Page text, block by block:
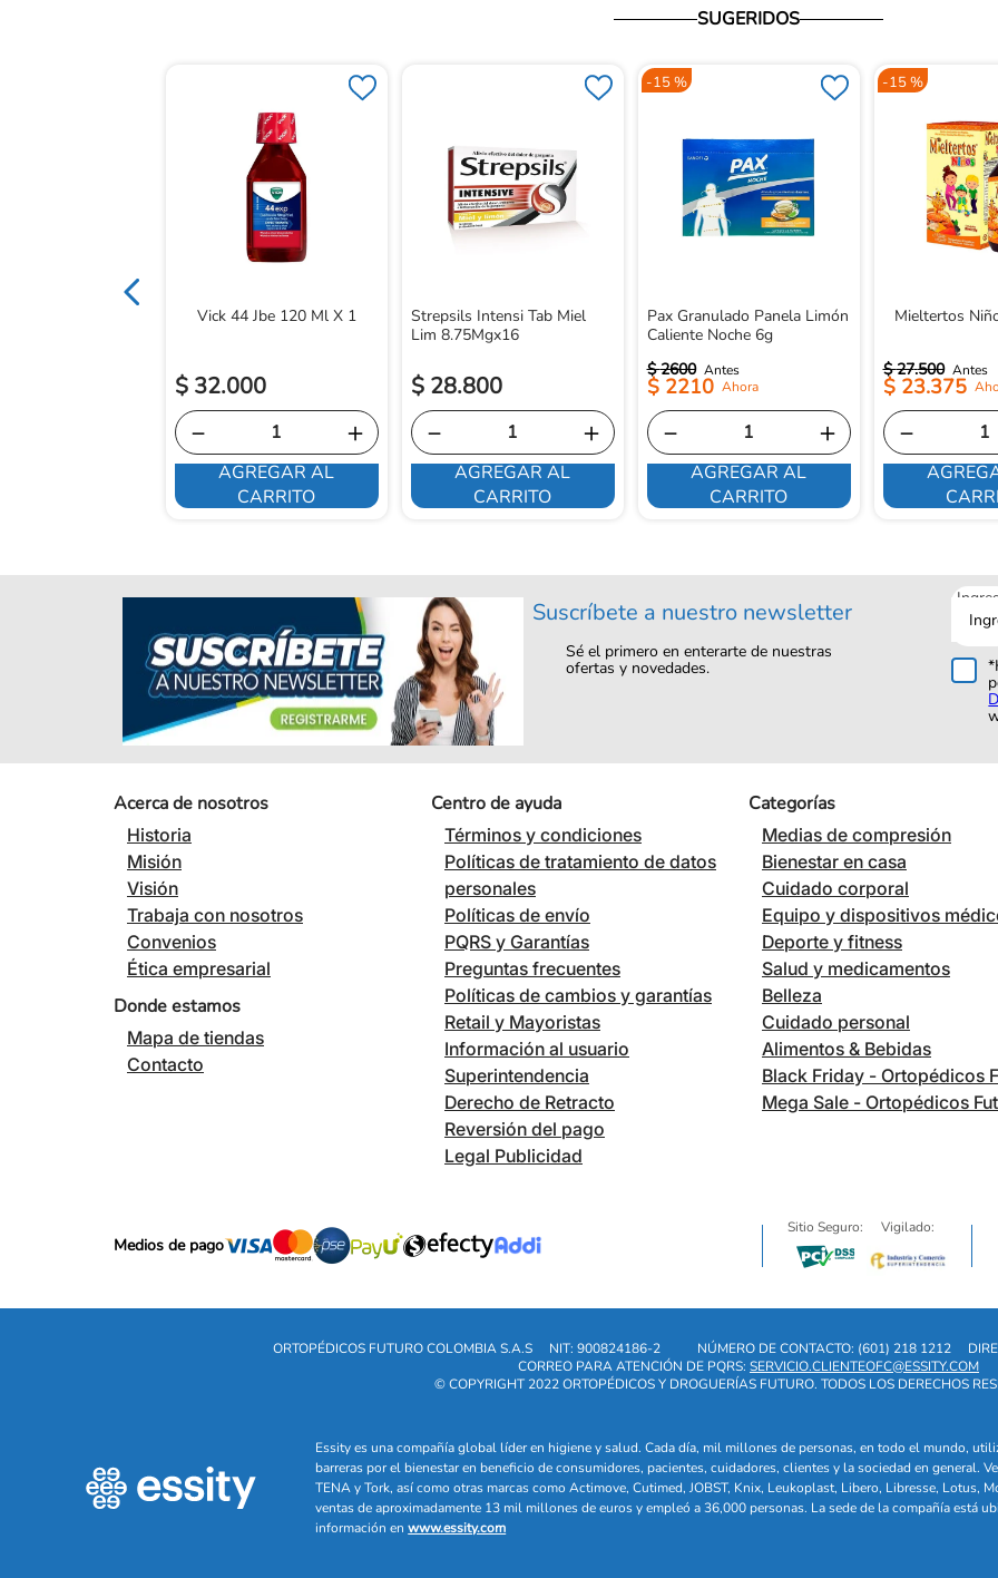
SUGERIDOS
Vick 44 Jbe 120 Ml X 1
$ 32.000
＋
－
AGREGAR AL
CARRITO
Strepsils Intensi Tab Miel
Lim 8.75Mgx16
$ 28.800
＋
－
AGREGAR AL
CARRITO
-15 %
Pax Granulado Panela Limón
Caliente Noche 6g
$ 2600
$ 2210
＋
－
AGREGAR AL
CARRITO
-15 %
Mieltertos
$ 27.500
$ 23.375
－
Suscríbete a nuestro newsletter
Sé el primero en enterarte de nuestras
ofertas y novedades.
tu
correo
Acerca de nosotros
Historia
Misión
Visión
Trabaja con nosotros
Convenios
Ética empresarial
Donde estamos
Mapa de tiendas
Contacto
Centro de ayuda
Términos y condiciones
Políticas de tratamiento de datos
personales
Políticas de envío
PQRS y Garantías
Preguntas frecuentes
Políticas de cambios y garantías
Retail y Mayoristas
Información al usuario
Superintendencia
Derecho de Retracto
Reversión del pago
Legal Publicidad
Categorías
Medias de compresión
Bienestar en casa
Cuidado corporal
Equipo y dispositivos
Deporte y fitness
Salud y medicamentos
Belleza
Cuidado personal
Alimentos & Bebidas
Black Friday - Ortopédicos
Mega Sale - Ortopédicos
Medios de pago
Sitio Seguro: Vigilado:
ORTOPÉDICOS FUTURO COLOMBIA S.A.S NIT: 900824186-2 NÚMERO DE CONTACTO: (601) 218 1212
CORREO PARA ATENCIÓN DE PQRS: SERVICIO.CLIENTEOFC@ESSITY.COM
© COPYRIGHT 2022 ORTOPÉDICOS Y DROGUERÍAS FUTURO. TODOS LOS DERECHOS
Essity es una compañía global líder en higiene y salud. Cada día, mil millones de personas, en todo el mundo,
barreras por el bienestar en beneficio de consumidores, pacientes, cuidadores, clientes y la sociedad en general.
TENA y Tork, así como otras marcas como Actimove, Cutimed, JOBST, Knix, Leukoplast, Libero, Libresse, Lotus,
ventas de aproximadamente 13 mil millones de euros y empleó a 36,000 personas. La sede de la compañía está
información enwww.essity.com